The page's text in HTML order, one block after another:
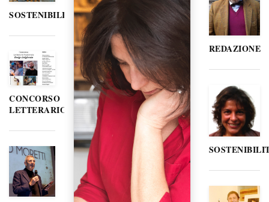
SOSTENIBILITÀ
CONCORSO
LETTERARIO
REDAZIONE